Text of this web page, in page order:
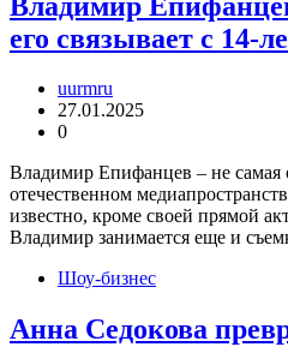
его связывает с 14-
uurmru
27.01.2025
0
Владимир Епифанцев – не самая
отечественном
известно, кроме своей прямой
Владимир занимается еще и
Шоу-бизнес
Анна Седокова